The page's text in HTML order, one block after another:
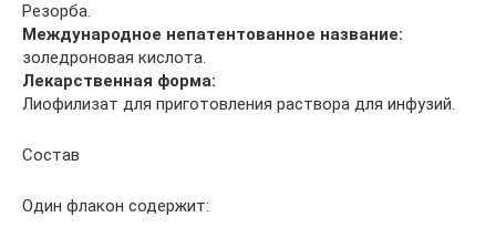
Резорба.
Международное непатентованное название:
золедроновая кислота.
Лекарственная форма:
Лиофилизат для приготовления раствора для инфузий.
Состав
Один флакон содержит: